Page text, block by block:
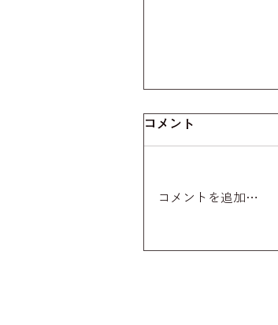
オンラインショ
コメント
コメントを追加…